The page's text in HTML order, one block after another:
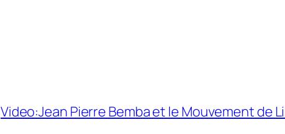
Video:Jean Pierre Bemba et le Mouvement de